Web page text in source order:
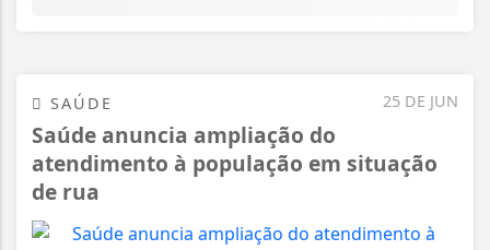
25 DE JUN
SAÚDE
Saúde anuncia ampliação do
atendimento à população em situação
de rua